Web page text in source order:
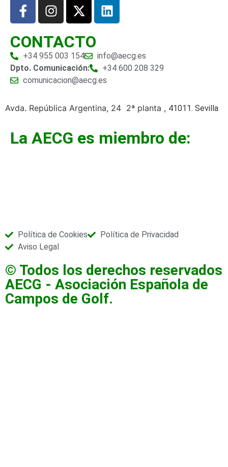
CONTACTO
+34 955 003 154
info@aecg.es
Dpto. Comunicación:
+34 600 208 329
comunicacion@aecg.es
Avda. República Argentina, 24 2ª planta , 41011. Sevilla
La AECG es miembro de:
© Todos los derechos reservados
AECG - Asociación Española de
Campos de Golf.
Política de Cookies
Política de Privacidad
Aviso Legal